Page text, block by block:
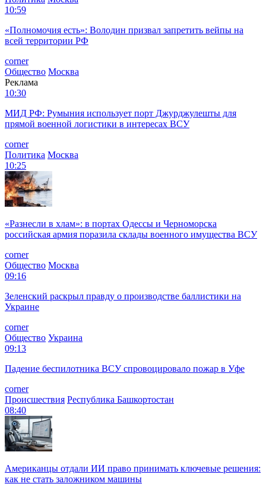
10:59
«Полномочия есть»: Володин призвал запретить вейпы на
всей территории РФ
corner
Общество Москва
Реклама
10:30
МИД РФ: Румыния использует порт Джурджулешты для
прямой военной логистики в интересах ВСУ
corner
Политика Москва
10:25
«Разнесли в хлам»: в портах Одессы и Черноморска
российская армия поразила склады военного имущества ВСУ
corner
Общество Москва
09:16
Зеленский раскрыл правду о производстве баллистики на
Украине
corner
Общество Украина
09:13
Падение беспилотника ВСУ спровоцировало пожар в Уфе
corner
Происшествия Республика Башкортостан
08:40
Американцы отдали ИИ право принимать ключевые решения:
как не стать заложником машины